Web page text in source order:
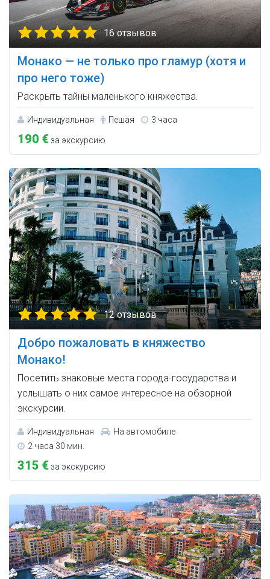
16 отзывов
Монако — не только про гламур (хотя и
про него тоже)
Раскрыть тайны маленького княжества.
Индивидуальная Пешая 3 часа
190 €за экскурсию
12 отзывов
Добро пожаловать в княжество
Монако!
Посетить знаковые места города-государства и
услышать о них самое интересное на обзорной
экскурсии.
Индивидуальная
На автомобиле
2 часа 30 мин.
315 €за экскурсию